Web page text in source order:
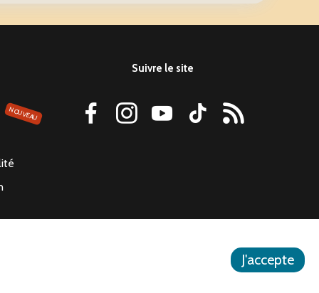
NOUVEAU
Suivre le site